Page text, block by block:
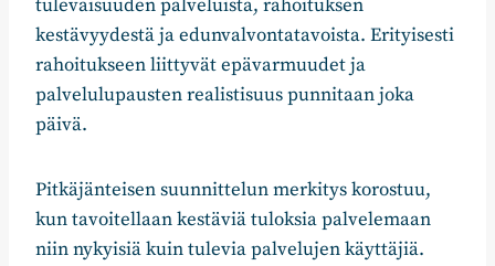
tulevaisuuden palveluista, rahoituksen
kestävyydestä ja edunvalvontatavoista. Erityisesti
rahoitukseen liittyvät epävarmuudet ja
palvelulupausten realistisuus punnitaan joka
päivä.
Pitkäjänteisen suunnittelun merkitys korostuu,
kun tavoitellaan kestäviä tuloksia palvelemaan
niin nykyisiä kuin tulevia palvelujen käyttäjiä.